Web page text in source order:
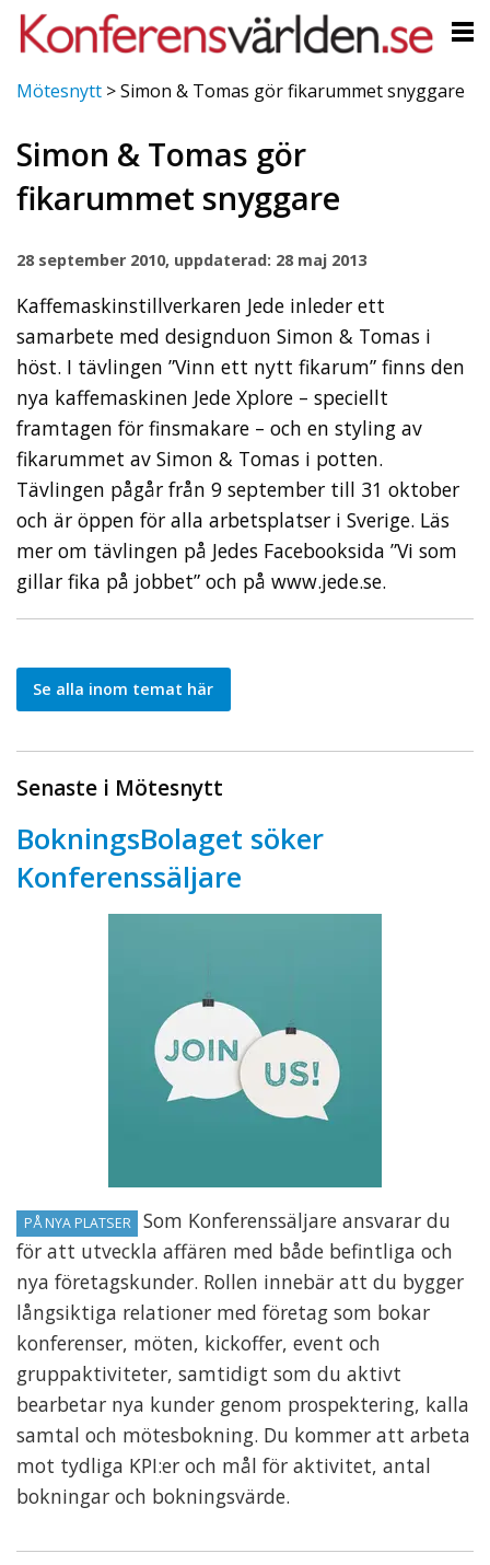
Mötesnytt >Simon & Tomas gör fikarummet snyggare
Simon & Tomas gör
fikarummet snyggare
28 september 2010, uppdaterad: 28 maj 2013
Kaffemaskinstillverkaren Jede inleder ett
samarbete med designduon Simon & Tomas i
höst. I tävlingen ”Vinn ett nytt fikarum” finns den
nya kaffemaskinen Jede Xplore – speciellt
framtagen för finsmakare – och en styling av
fikarummet av Simon & Tomas i potten.
Tävlingen pågår från 9 september till 31 oktober
och är öppen för alla arbetsplatser i Sverige. Läs
mer om tävlingen på Jedes Facebooksida ”Vi som
gillar fika på jobbet” och på www.jede.se.
Se alla inom temat här
Senaste i Mötesnytt
BokningsBolaget söker
Konferenssäljare
PÅ NYA PLATSER
Som Konferenssäljare ansvarar du
för att utveckla affären med både befintliga och
nya företagskunder. Rollen innebär att du bygger
långsiktiga relationer med företag som bokar
konferenser, möten, kickoffer, event och
gruppaktiviteter, samtidigt som du aktivt
bearbetar nya kunder genom prospektering, kalla
samtal och mötesbokning. Du kommer att arbeta
mot tydliga KPI:er och mål för aktivitet, antal
bokningar och bokningsvärde.